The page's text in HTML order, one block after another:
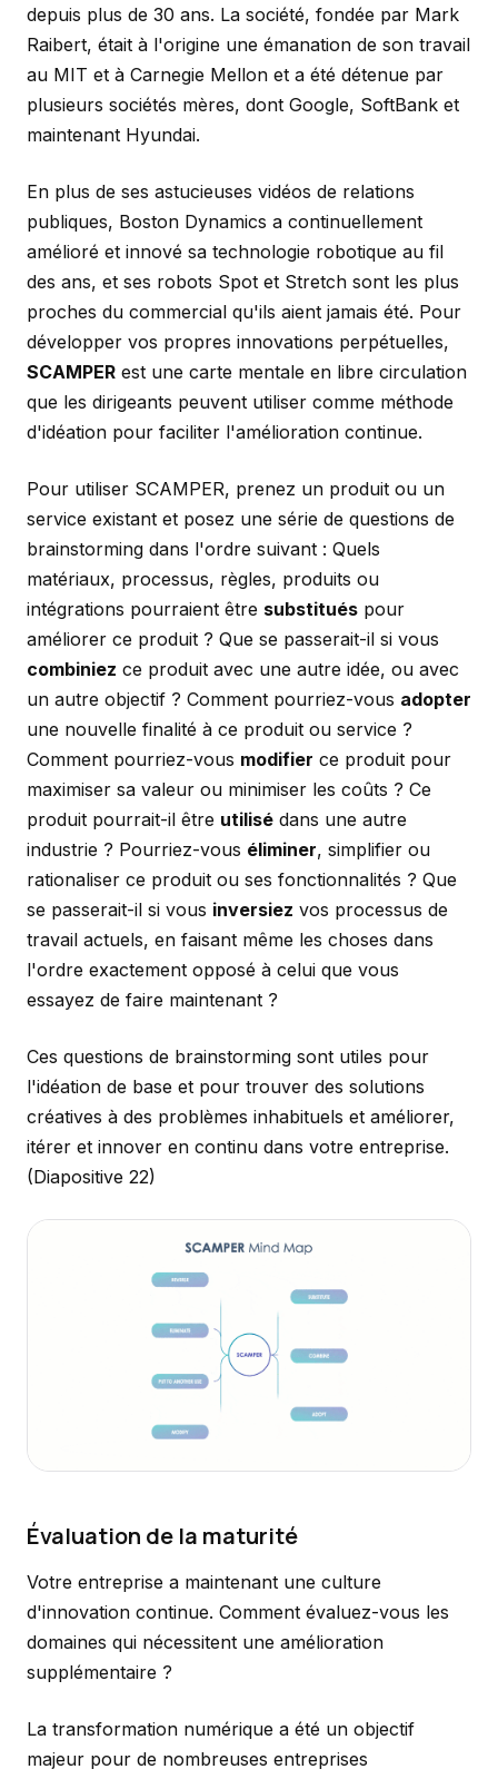
depuis plus de 30 ans. La société, fondée par Mark
Raibert, était à l'origine une émanation de son travail
au MIT et à Carnegie Mellon et a été détenue par
plusieurs sociétés mères, dont Google, SoftBank et
maintenant Hyundai.
En plus de ses astucieuses vidéos de relations
publiques, Boston Dynamics a continuellement
amélioré et innové sa technologie robotique au fil
des ans, et ses robots Spot et Stretch sont les plus
proches du commercial qu'ils aient jamais été. Pour
développer vos propres innovations perpétuelles,
SCAMPER est une carte mentale en libre circulation
que les dirigeants peuvent utiliser comme méthode
d'idéation pour faciliter l'amélioration continue.
Pour utiliser SCAMPER, prenez un produit ou un
service existant et posez une série de questions de
brainstorming dans l'ordre suivant : Quels
matériaux, processus, règles, produits ou
intégrations pourraient être substitués pour
améliorer ce produit ? Que se passerait-il si vous
combiniez ce produit avec une autre idée, ou avec
un autre objectif ? Comment pourriez-vous adopter
une nouvelle finalité à ce produit ou service ?
Comment pourriez-vous modifier ce produit pour
maximiser sa valeur ou minimiser les coûts ? Ce
produit pourrait-il être utilisé dans une autre
industrie ? Pourriez-vous éliminer, simplifier ou
rationaliser ce produit ou ses fonctionnalités ? Que
se passerait-il si vous inversiez vos processus de
travail actuels, en faisant même les choses dans
l'ordre exactement opposé à celui que vous
essayez de faire maintenant ?
Ces questions de brainstorming sont utiles pour
l'idéation de base et pour trouver des solutions
créatives à des problèmes inhabituels et améliorer,
itérer et innover en continu dans votre entreprise.
(Diapositive 22)
Évaluation de la maturité
Votre entreprise a maintenant une culture
d'innovation continue. Comment évaluez-vous les
domaines qui nécessitent une amélioration
supplémentaire ?
La transformation numérique a été un objectif
majeur pour de nombreuses entreprises